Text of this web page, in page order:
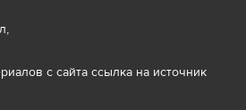
с сайта ссылка на источник